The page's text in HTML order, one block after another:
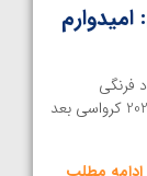
امیدوارم
فرنگی
بزرگسالان به جهت حضور در رقابت های جهانی 2025 کرواسی بعد
ادامه مطلب